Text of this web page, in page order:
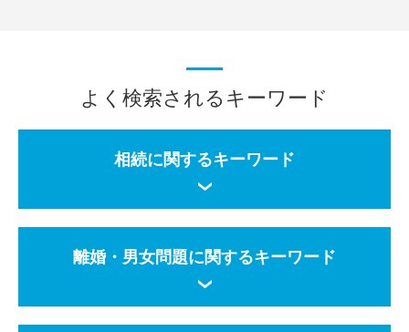
よく検索されるキーワード
相続に関するキーワード
離婚・男女問題に関するキーワード